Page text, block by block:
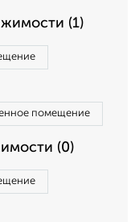
(1)
помещение
(0)